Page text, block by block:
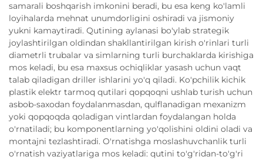
samarali boshqarish imkonini beradi, bu esa keng ko'lamli
loyihalarda mehnat unumdorligini oshiradi va jismoniy
yukni kamaytiradi. Qutining aylanasi bo'ylab strategik
joylashtirilgan oldindan shakllantirilgan kirish o'rinlari turli
diametrli trubalar va simlarning turli burchaklarda kirishiga
mos keladi, bu esa maxsus ochiqliklar yasash uchun vaqt
talab qiladigan driller ishlarini yo'q qiladi. Ko'pchilik kichik
plastik elektr tarmoq qutilari qopqoqni ushlab turish uchun
asbob-saxodan foydalanmasdan, qulflanadigan mexanizm
yoki qopqoqda qoladigan vintlardan foydalangan holda
o'rnatiladi; bu komponentlarning yo'qolishini oldini oladi va
montajni tezlashtiradi. O'rnatishga moslashuvchanlik turli
o'rnatish vaziyatlariga mos keladi: qutini to'g'ridan-to'g'ri